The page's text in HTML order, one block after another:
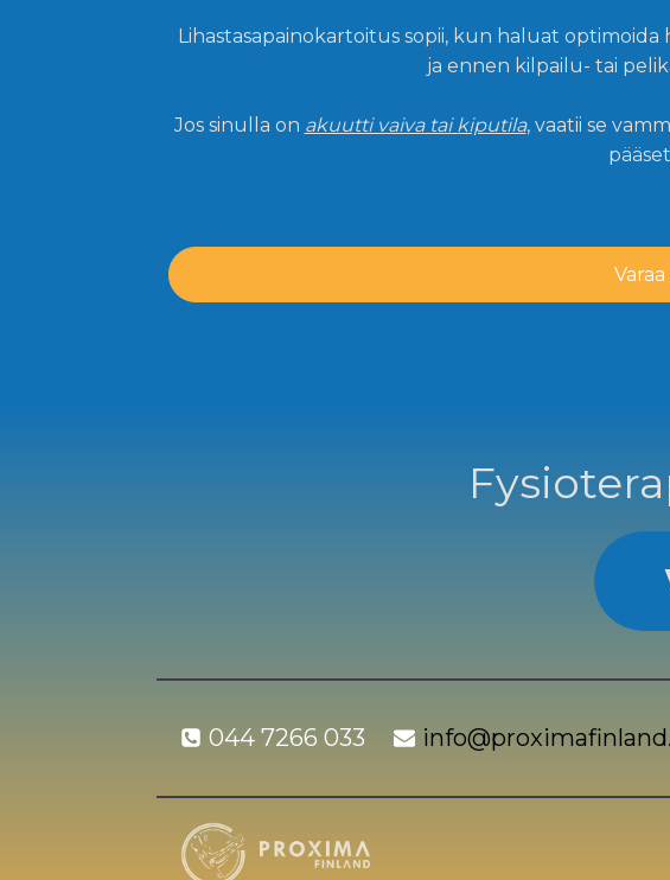
Lihastasapainokartoitus sopii, kun haluat
ja ennen kilpailu- tai
Jos sinulla on akuutti vaiva tai kiputila, vaatii se
044 7266 033